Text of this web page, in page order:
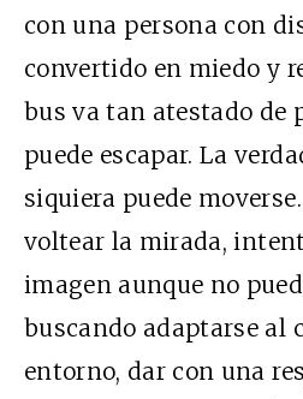
con una persona con
convertido en miedo y
bus va tan atestado de
puede escapar. La
siquiera puede
voltear la mirada,
imagen aunque no
buscando adaptarse al
entorno, dar con una